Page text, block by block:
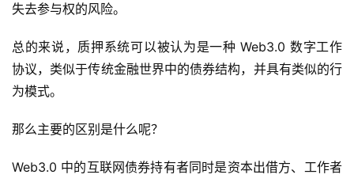
失去参与权的风险。
总的来说，质押系统可以被认为是一种 Web3.0 数字工作
协议，类似于传统金融世界中的债券结构，并具有类似的行
为模式。
那么主要的区别是什么呢？
Web3.0 中的互联网债券持有者同时是资本出借方、工作者